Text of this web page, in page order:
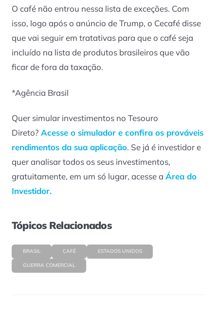
O café não entrou nessa lista de exceções. Com
isso, logo após o anúncio de Trump, o Cecafé disse
que vai seguir em tratativas para que o café seja
incluído na lista de produtos brasileiros que vão
ficar de fora da taxação.
*Agência Brasil
Quer simular investimentos no Tesouro
Direto? Acesse o simulador e confira os prováveis
rendimentos da sua aplicação. Se já é investidor e
quer analisar todos os seus investimentos,
gratuitamente, em um só lugar, acesse a Área do
Investidor.
Tópicos Relacionados
BRASIL CAFÉ ESTADOS UNIDOS
GUERRA COMERCIAL